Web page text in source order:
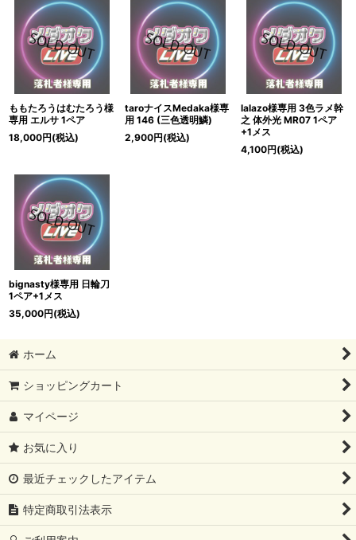
ももたろうはむたろう様
専用 エルサ 1ペア
18,000円(税込)
taroナイスMedaka様専
用 146 (三色透明鱗)
2,900円(税込)
lalazo様専用 3色ラメ幹
之 体外光 MR07 1ペア
+1メス
4,100円(税込)
bignasty様専用 日輪刀
1ペア+1メス
35,000円(税込)
ホーム
ショッピングカート
マイページ
お気に入り
最近チェックしたアイテム
特定商取引法表示